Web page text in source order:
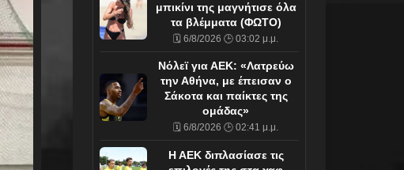
μπικίνι της μαγνήτισε όλα
τα βλέμματα (ΦΩΤΟ)
🗓️ 6/8/2026 🕒 03:02 μ.μ.
Νόλεϊ για ΑΕΚ: «Λατρεύω
την Αθήνα, με έπεισαν ο
Σάκοτα και παίκτες της
ομάδας»
🗓️ 6/8/2026 🕒 02:41 μ.μ.
Η ΑΕΚ διπλασίασε τις